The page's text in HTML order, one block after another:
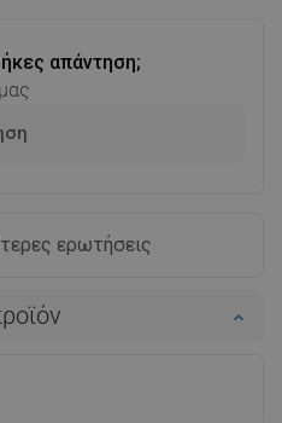
απάντηση;
ερωτήσεις